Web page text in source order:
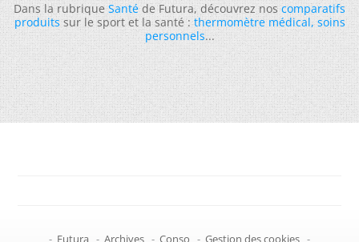
Dans la rubriqueSantéde Futura, découvrez noscomparatifs
produitssur le sport et la santé :thermomètre médical,soins
personnels...
- Futura - Archives - Conso - Gestion des cookies -